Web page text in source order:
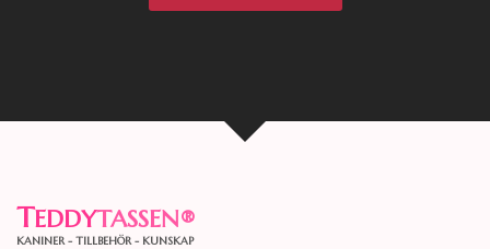
TEDDYTASSEN®
KANINER - TILLBEHÖR - KUNSKAP